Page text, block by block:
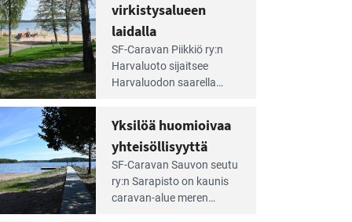
silmiinpistävän siisti.
virkistysalueen
laidalla
SF-Caravan Piikkiö ry:n
Harvaluoto sijait­see
Harvaluodon saarella
käyttöön­sä osan kunnan
viiden hehtaarin
virkistysalueesta.
Yksilöä huomioivaa
yhteisöllisyyttä
SF-Caravan Sauvon seutu
ry:n Sarapisto on kaunis
caravan-alue meren